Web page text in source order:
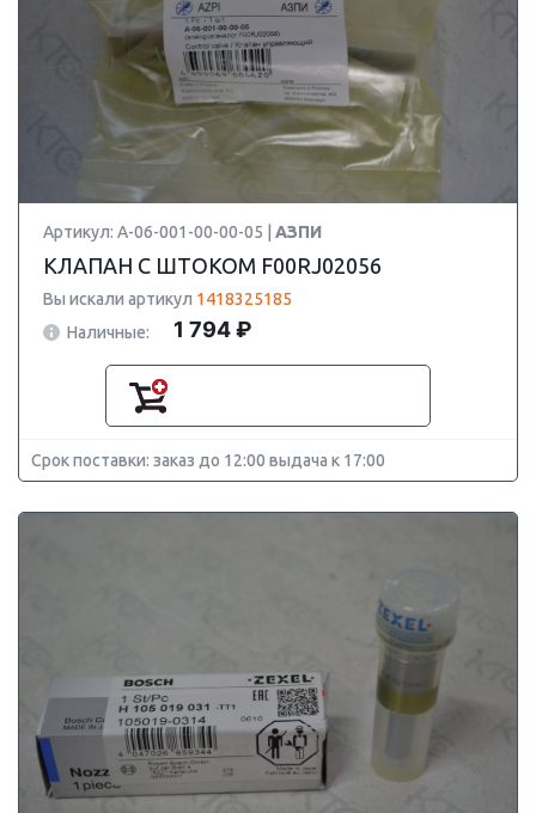
Артикул: А-06-001-00-00-05 | АЗПИ
КЛАПАН С ШТОКОМ F00RJ02056
Вы искали артикул 1418325185
Наличные:
1 794 ₽
Срок поставки: заказ до 12:00 выдача к 17:00